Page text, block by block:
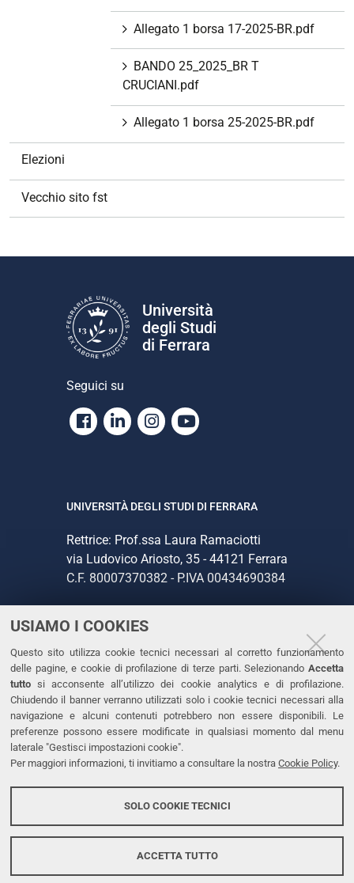
USIAMO I COOKIES
Questo sito utilizza cookie tecnici necessari al corretto funzionamento
delle pagine, e cookie di profilazione di terze parti. Selezionando Accetta
tutto si acconsente all’utilizzo dei cookie analytics e di profilazione.
Chiudendo il banner verranno utilizzati solo i cookie tecnici necessari alla
navigazione e alcuni contenuti potrebbero non essere disponibili. Le
preferenze possono essere modificate in qualsiasi momento dal menu
laterale "Gestisci impostazioni cookie".
Per maggiori informazioni, ti invitiamo a consultare la nostra Cookie Policy.
SOLO COOKIE TECNICI
ACCETTA TUTTO
Allegato 1 borsa 17-2025-BR.pdf
BANDO 25_2025_BR T
CRUCIANI.pdf
Allegato 1 borsa 25-2025-BR.pdf
Elezioni
Vecchio sito fst
Università
degli Studi
di Ferrara
Seguici su
Facebook
LinkedinInstagram
Youtube
UNIVERSITÀ DEGLI STUDI DI FERRARA
Rettrice: Prof.ssa Laura Ramaciotti
via Ludovico Ariosto, 35 - 44121 Ferrara
C.F. 80007370382 - P.IVA 00434690384
CONTATTI
Tel. +39 0532 293111
Fax. +39 0532 293031
PEC
LINKS
Dichiarazione di accessibilità
Protezione dati personali